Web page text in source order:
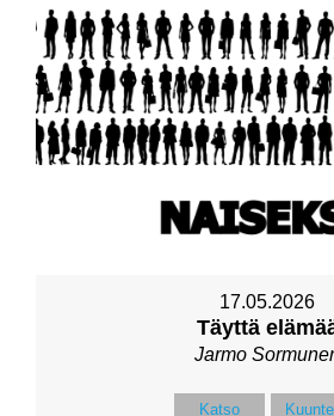
17.05.2026
Täyttä
Jarmo
Katso